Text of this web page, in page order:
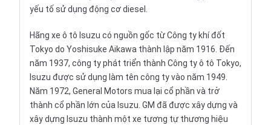
yếu tố sử dụng động cơ diesel.
Hãng xe ô tô Isuzu có nguồn gốc từ Công ty khí đốt
Tokyo do Yoshisuke Aikawa thành lập năm 1916. Đến
năm 1937, công ty phát triển thành Công ty ô tô Tokyo,
Isuzu được sử dụng làm tên công ty vào năm 1949.
Năm 1972, General Motors mua lại cổ phần và trở
thành cổ phần lớn của Isuzu. GM đã được xây dựng và
xây dựng Isuzu thành một xe tương tự thương hiệu